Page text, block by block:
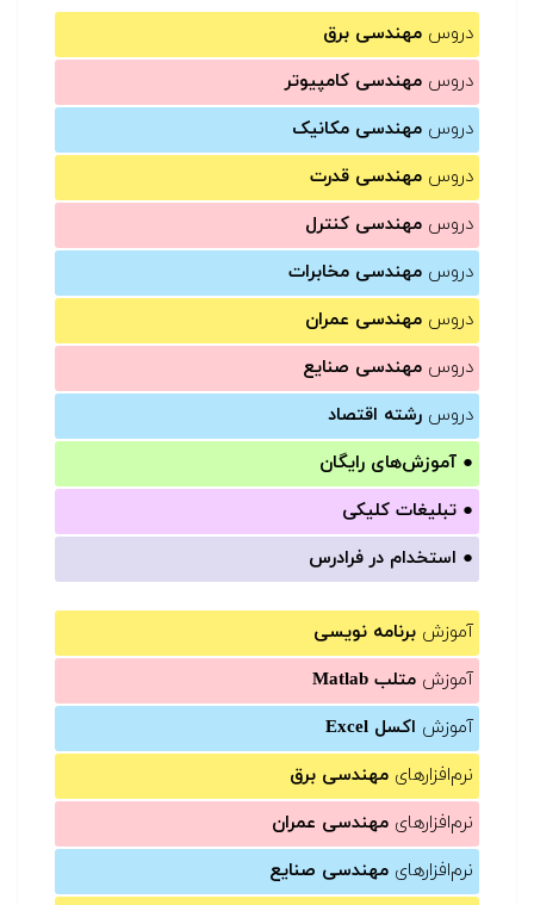
دروس مهندسی برق
دروس مهندسی کامپیوتر
دروس مهندسی مکانیک
دروس مهندسی قدرت
دروس مهندسی کنترل
دروس مهندسی مخابرات
دروس مهندسی عمران
دروس مهندسی صنایع
دروس رشته اقتصاد
● آموزش‌های رایگان
● تبلیغات کلیکی
● استخدام در فرادرس
آموزش برنامه نویسی
آموزش متلب Matlab
آموزش اکسل Excel
نرم‌افزارهای مهندسی برق
نرم‌افزارهای مهندسی عمران
نرم‌افزارهای مهندسی صنایع